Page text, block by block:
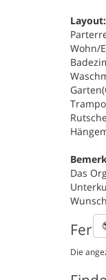
Layout:
Wohn/
Das
Die